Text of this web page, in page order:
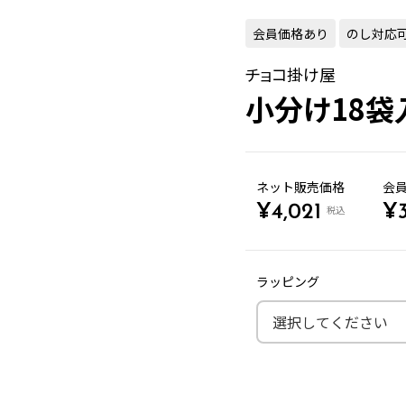
会員価格あり のし対応
チョコ掛け屋
小分け18袋
ネット販売価格
¥4,021 税込
会
¥
ラッピング